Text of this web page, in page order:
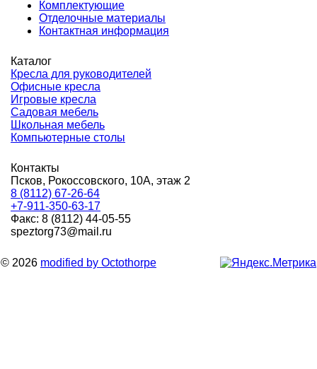
Комплектующие
Отделочные материалы
Контактная информация
Каталог
Кресла для руководителей
Офисные кресла
Игровые кресла
Садовая мебель
Школьная мебель
Компьютерные столы
Контакты
Псков, Рокоссовского, 10А, этаж 2
8 (8112) 67-26-64
+7-911-350-63-17
Факс: 8 (8112) 44-05-55
speztorg73@mail.ru
© 2026 modified by Octothorpe